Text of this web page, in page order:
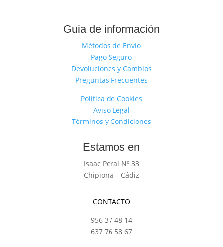
Guia de información
Métodos de Envío
Pago Seguro
Devoluciones y Cambios
Preguntas Frecuentes
Política de Cookies
Aviso Legal
Términos y Condiciones
Estamos en
Isaac Peral Nº 33
Chipiona – Cádiz
CONTACTO
956 37 48 14
637 76 58 67